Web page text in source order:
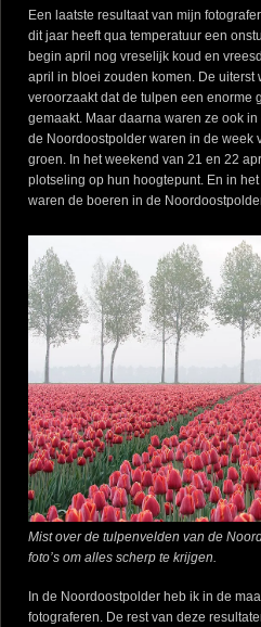
Een laatste resultaat van mijn
dit jaar heeft qua temperatuur een
begin april nog vreselijk koud en
april in bloei zouden komen. De
veroorzaakt dat de tulpen een enorme
gemaakt. Maar daarna waren ze ook
de Noordoostpolder waren in de week
groen. In het weekend van 21 en 22
plotseling op hun hoogtepunt. En in
waren de boeren in de
Mist over de tulpenvelden van de
foto’s om alles scherp te krijgen.
In de Noordoostpolder heb ik in de
fotograferen. De rest van deze